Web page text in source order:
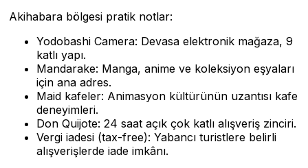
Akihabara bölgesi pratik notlar:
Yodobashi Camera: Devasa elektronik mağaza, 9
katlı yapı.
Mandarake: Manga, anime ve koleksiyon eşyaları
için ana adres.
Maid kafeler: Animasyon kültürünün uzantısı kafe
deneyimleri.
Don Quijote: 24 saat açık çok katlı alışveriş zinciri.
Vergi iadesi (tax-free): Yabancı turistlere belirli
alışverişlerde iade imkânı.